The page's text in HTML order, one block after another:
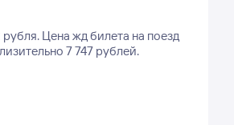
рубля. Цена жд билета на поезд
7 747 рублей.